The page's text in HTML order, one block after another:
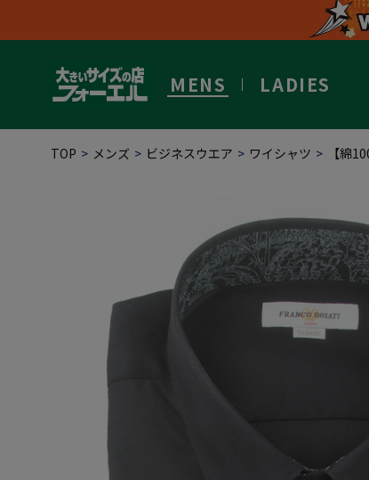
MENS LADIES
TOP メンズ ビジネスウエア ワイシャツ 【綿